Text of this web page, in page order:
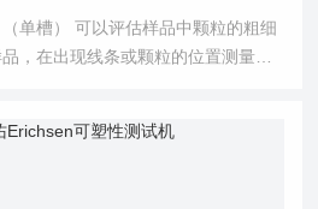
单槽） 可以评估样品中颗粒的粗细
，在出现线条或颗粒的位置测量样